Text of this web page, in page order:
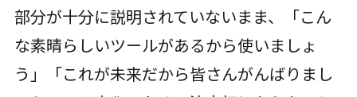
部分が十分に説明されていないまま、「こん
な素晴らしいツールがあるから使いましょ
う」「これが未来だから皆さんがんばりまし